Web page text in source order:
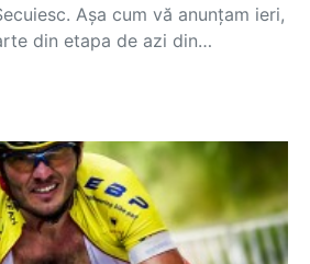
Așa cum vă anunțam ieri,
din etapa de azi din…